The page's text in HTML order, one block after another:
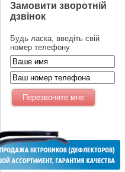
Замовити зворотній
дзвінок
Будь ласка, введіть свій
номер телефону